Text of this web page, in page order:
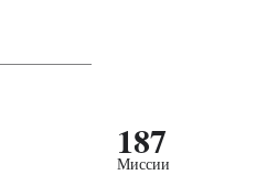
187
Миссии